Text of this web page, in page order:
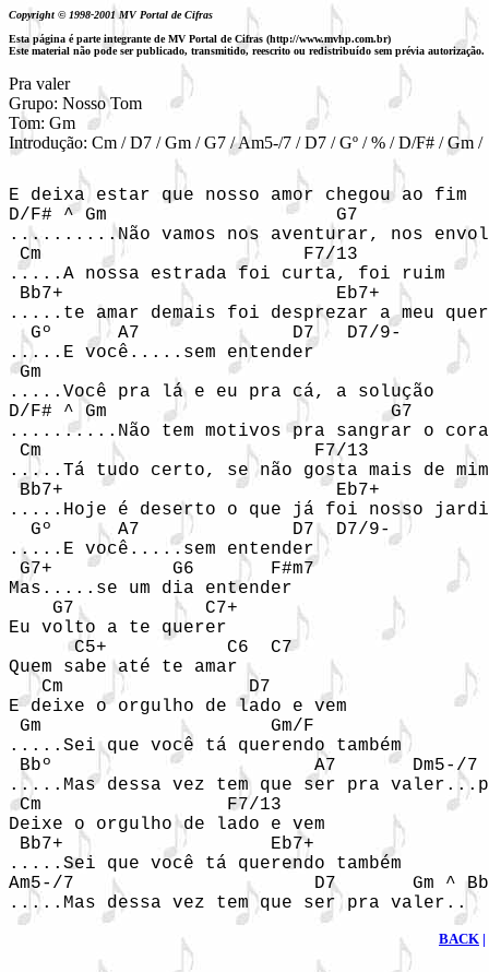
Copyright © 1998-2001 MV Portal de Cifras
Esta página é parte integrante de MV Portal de Cifras (http://www.mvhp.com.br)
Este material não pode ser publicado, transmitido, reescrito ou redistribuído sem prévia autorização.
Pra valer
Grupo: Nosso Tom
Tom: Gm
Introdução: Cm / D7 / Gm / G7 / Am5-/7 / D7 / Gº / % / D/F# / Gm /
E deixa estar que nosso amor chegou ao fim
D/F# ^ Gm                     G7
..........Não vamos nos aventurar, nos
Cm                        F7/13
.....A nossa estrada foi curta, foi ruim
Bb7+                         Eb7+
.....te amar demais foi desprezar a meu
  Gº      A7              D7   D7/9-
.....E você.....sem entender
Gm
.....Você pra lá e eu pra cá, a solução
D/F# ^ Gm                          G7
..........Não tem motivos pra sangrar o
Cm                         F7/13
.....Tá tudo certo, se não gosta mais de mim
Bb7+                         Eb7+
.....Hoje é deserto o que já foi nosso
  Gº      A7              D7  D7/9-
.....E você.....sem entender
G7+           G6       F#m7
Mas.....se um dia entender
    G7            C7+
Eu volto a te querer
      C5+           C6  C7
Quem sabe até te amar
   Cm                 D7
E deixe o orgulho de lado e vem
Gm                     Gm/F
.....Sei que você tá querendo também
Bbº                        A7       Dm5-/7
.....Mas dessa vez tem que ser pra
Cm                 F7/13
Deixe o orgulho de lado e vem
Bb7+                   Eb7+
.....Sei que você tá querendo também
Am5-/7                      D7       Gm ^ Bb
.....Mas dessa vez tem que ser pra valer..
BACK |